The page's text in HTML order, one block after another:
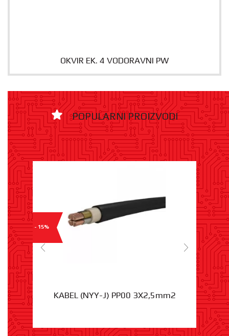
OKVIR EK. 4 VODORAVNI PW
POPULARNI PROIZVODI
- 15%
KABEL (NYY-J) PP00 3X2,5mm2